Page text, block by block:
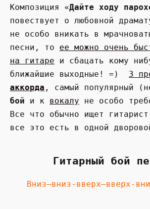
Композиция «Дайте ходу
повествует о любовной
не особо вникать в
песни, то ее можно очень
на гитаре и сбацать кому
ближайшие выходные! =) 3
аккорда , самый популярный
бой и к вокалу не особо
Все что обычно ищет
все это есть в одной
Гитарный бой
Вниз—вниз-вверх—вверх-